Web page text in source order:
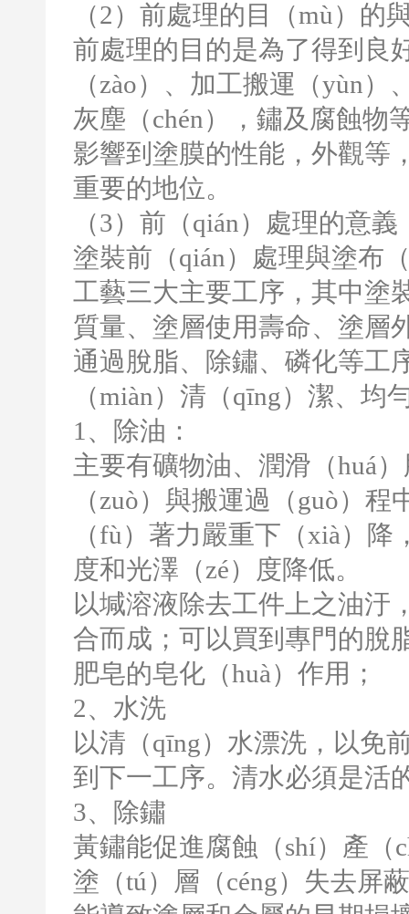
（2）前處理的目（mù）的
前處理的目的是為了得到良
（zào）、加工搬運（yùn
灰塵（chén），鏽及腐蝕物
影響到塗膜的性能，外觀等
重要的地位。
（3）前（qián）處理的意義
塗裝前（qián）處理與塗布
工藝三大主要工序，其中塗
質量、塗層使用壽命、塗層
通過脫脂、除鏽、磷化等工
（miàn）清（qīng）潔、均
1 、除油：
主要有礦物油、潤滑（huá
（zuò）與搬運過（guò）
（fù）著力嚴重下（xià）
度和光澤（zé）度降低。
以堿溶液除去工件上之油汙
合而成；可以買到專門的脫
肥皂的皂化（huà）作用；
2、水洗
以清（qīng）水漂洗，以免
到下一工序。清水必須是活
3、除鏽
黃鏽能促進腐蝕（shí）產（
塗（tú）層（céng）失去屏